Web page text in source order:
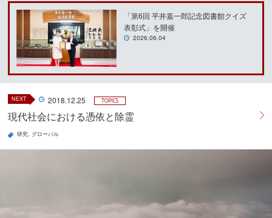
「第6回 平井嘉一郎記念図書館クイズ
表彰式」を開催
2026.06.04
NEXT 2018.12.25 TOPICS
現代社会における憑依と除霊
研究 グローバル